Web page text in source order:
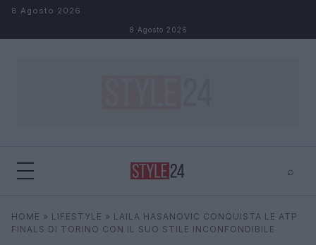
Salta al contenuto
8 Agosto 2026
8 Agosto 2026
⌕
Cerca ⌕ ×
HOME » LIFESTYLE » LAILA HASANOVIC CONQUISTA LE ATP
FINALS DI TORINO CON IL SUO STILE INCONFONDIBILE